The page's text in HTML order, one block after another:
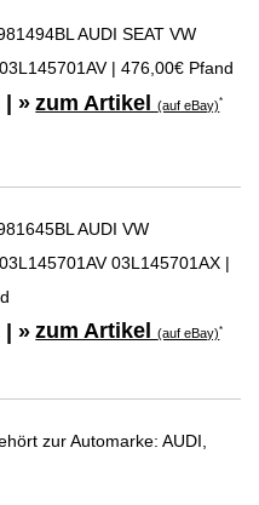
AUDI SEAT VW
| 476,00€ Pfand
| » zum Artikel(auf eBay)*
AUDI VW
03L145701AX |
| » zum Artikel(auf eBay)*
zur Automarke: AUDI,